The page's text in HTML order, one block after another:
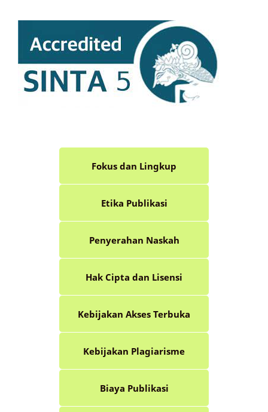
Fokus dan Lingkup
Etika Publikasi
Penyerahan Naskah
Hak Cipta dan Lisensi
Kebijakan Akses Terbuka
Kebijakan Plagiarisme
Biaya Publikasi